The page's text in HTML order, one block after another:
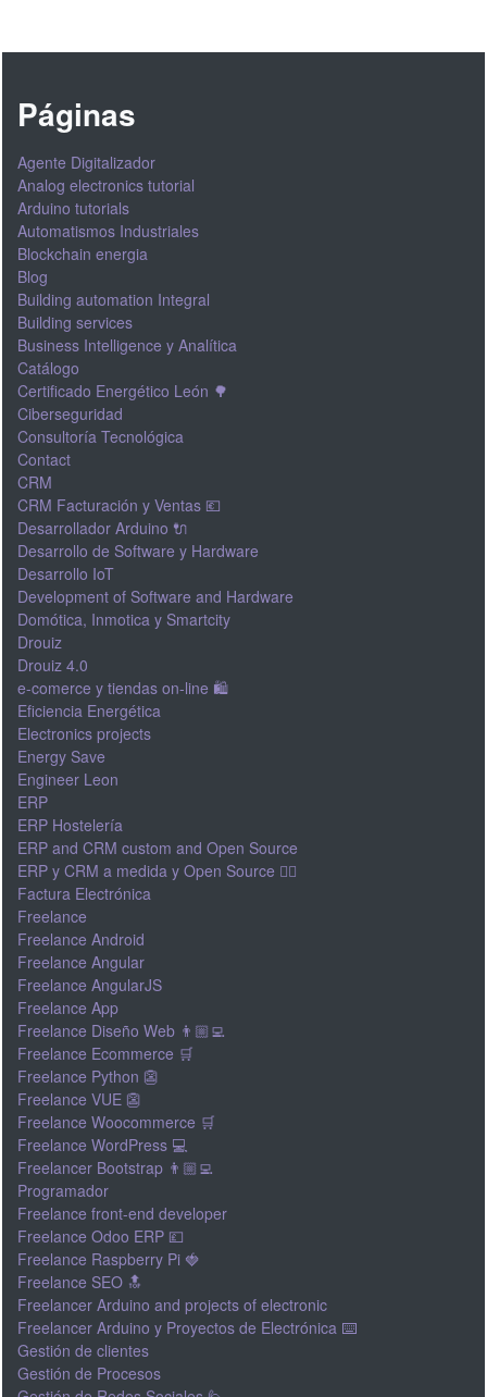
Páginas
Agente Digitalizador
Analog electronics tutorial
Arduino tutorials
Automatismos Industriales
Blockchain energia
Blog
Building automation Integral
Building services
Business Intelligence y Analítica
Catálogo
Certificado Energético León 🌳
Ciberseguridad
Consultoría Tecnológica
Contact
CRM
CRM Facturación y Ventas 💶
Desarrollador Arduino 🔌
Desarrollo de Software y Hardware
Desarrollo IoT
Development of Software and Hardware
Domótica, Inmotica y Smartcity
Drouiz
Drouiz 4.0
e-comerce y tiendas on-line 🛍
Eficiencia Energética
Electronics projects
Energy Save
Engineer Leon
ERP
ERP Hostelería
ERP and CRM custom and Open Source
ERP y CRM a medida y Open Source 👍🏽
Factura Electrónica
Freelance
Freelance Android
Freelance Angular
Freelance AngularJS
Freelance App
Freelance Diseño Web 👨🏼‍💻
Freelance Ecommerce 🛒
Freelance Python 👺
Freelance VUE 👺
Freelance Woocommerce 🛒
Freelance WordPress 💻
Freelancer Bootstrap 👨🏼‍💻
Programador
Freelance front-end developer
Freelance Odoo ERP 💷
Freelance Raspberry Pi 🍓
Freelance SEO 🔝
Freelancer Arduino and projects of electronic
Freelancer Arduino y Proyectos de Electrónica ⌨️
Gestión de clientes
Gestión de Procesos